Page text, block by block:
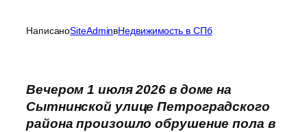
НаписаноSiteAdminвНедвижимость в СПб
Вечером 1 июля 2026 в доме на
Сытнинской улице Петроградского
района произошло обрушение пола в